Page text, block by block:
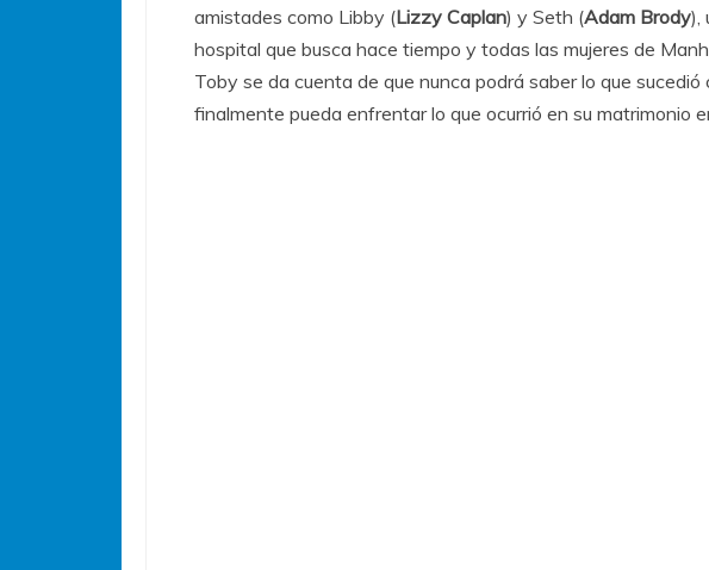
amistades como Libby (Lizzy Caplan) y Seth (Adam Brody),
hospital que busca hace tiempo y todas las mujeres de
Toby se da cuenta de que nunca podrá saber lo que
finalmente pueda enfrentar lo que ocurrió en su matrimonio